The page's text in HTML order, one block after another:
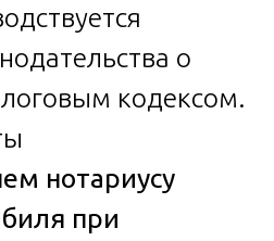
о
кодексом.
нотариусу
при